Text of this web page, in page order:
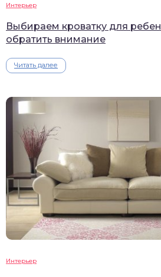
Интерьер
Выбираем кроватку для
обратить внимание
Читать далее
Интерьер